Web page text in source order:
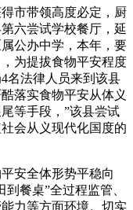
市带领高度必定，厨
六尝试学校餐厅，延
公办中学，本年，要
为提拔食物平安程度
名法律人员来到该县
落实食物平安从体义
等手段，”该县尝试
会从义现代化国度的
安全体形势平稳向
餐桌”全过程监管、
力等方面环境。切实